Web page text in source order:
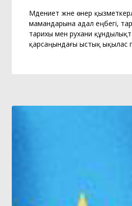
Мәдениет және өнер
мамандарына адал еңбегі,
тарихы мен рухани
қарсаңындағы ыстық ықылас